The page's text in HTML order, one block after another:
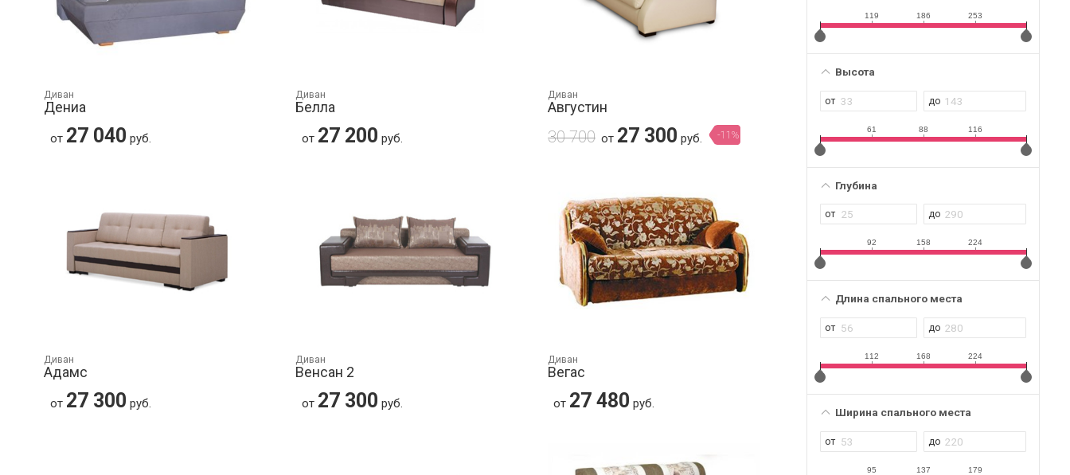
119 186 253
Высота
61 88 116
Глубина
92 158 224
Длина спального места
112 168 224
Ширина спального места
95 137 179
Диван
Дениа
от 27 040 руб.
Диван
Белла
от 27 200 руб.
Диван
Августин
30 700 от 27 300 руб. -11%
Диван
Адамс
от 27 300 руб.
Диван
Венсан 2
от 27 300 руб.
Диван
Вегас
от 27 480 руб.